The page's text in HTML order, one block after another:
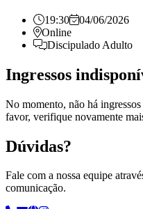
19:30
04/06/2026
Online
Discipulado Adulto
Ingressos
No momento, não há
favor, verifique novamente
Dúvidas?
Fale com a nossa equipe
comunicação.